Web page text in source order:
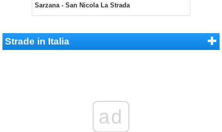
Sarzana - San Nicola La Strada
Strade in Italia
ad